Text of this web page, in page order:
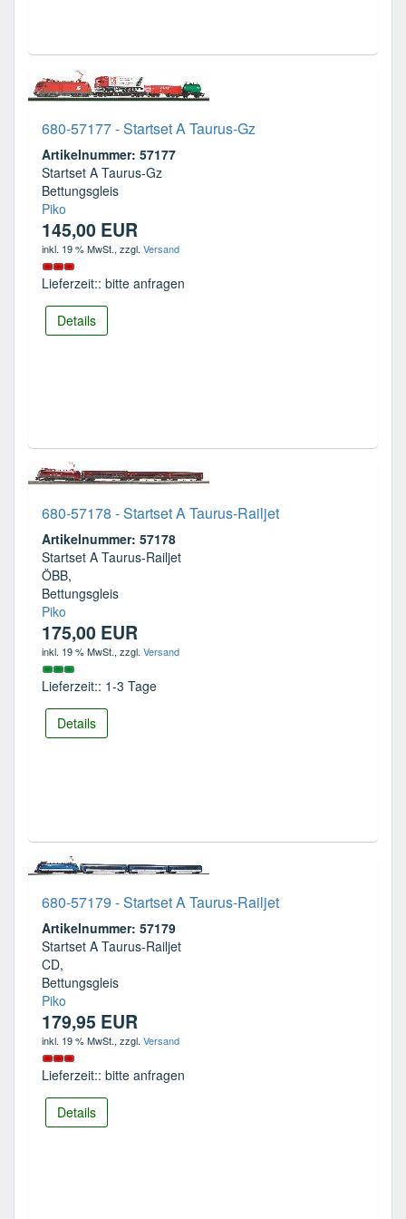
680-57177 - Startset A Taurus-Gz
Artikelnummer: 57177
Startset A Taurus-Gz
Bettungsgleis
Piko
145,00 EUR
inkl. 19 % MwSt., zzgl. Versand
Lieferzeit:: bitte anfragen
Details
680-57178 - Startset A Taurus-Railjet
Artikelnummer: 57178
Startset A Taurus-Railjet
ÖBB,
Bettungsgleis
Piko
175,00 EUR
inkl. 19 % MwSt., zzgl. Versand
Lieferzeit:: 1-3 Tage
Details
680-57179 - Startset A Taurus-Railjet
Artikelnummer: 57179
Startset A Taurus-Railjet
CD,
Bettungsgleis
Piko
179,95 EUR
inkl. 19 % MwSt., zzgl. Versand
Lieferzeit:: bitte anfragen
Details